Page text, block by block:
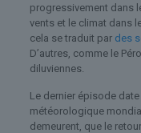
progressivement dans
vents et le climat dans
cela se traduit par des
D’autres, comme le
diluviennes.
Le dernier épisode
météorologique
demeurent, que le